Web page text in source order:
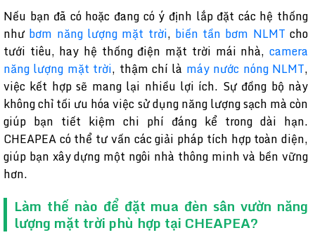
Nếu bạn đã có hoặc đang có ý định lắp đặt các hệ thống
như bơm năng lượng mặt trời, biến tần bơm NLMT cho
tưới tiêu, hay hệ thống điện mặt trời mái nhà, camera
năng lượng mặt trời, thậm chí là máy nước nóng NLMT,
việc kết hợp sẽ mang lại nhiều lợi ích. Sự đồng bộ này
không chỉ tối ưu hóa việc sử dụng năng lượng sạch mà còn
giúp bạn tiết kiệm chi phí đáng kể trong dài hạn.
CHEAPEA có thể tư vấn các giải pháp tích hợp toàn diện,
giúp bạn xây dựng một ngôi nhà thông minh và bền vững
hơn.
Làm thế nào để đặt mua đèn sân vườn năng
lượng mặt trời phù hợp tại CHEAPEA?